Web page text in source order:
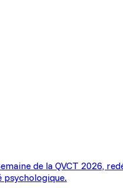
de la QVCT 2026,